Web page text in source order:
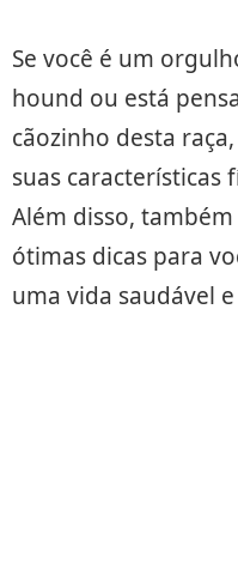
Se você é um
hound ou está
cãozinho desta
suas características
Além disso,
ótimas dicas para
uma vida saudável